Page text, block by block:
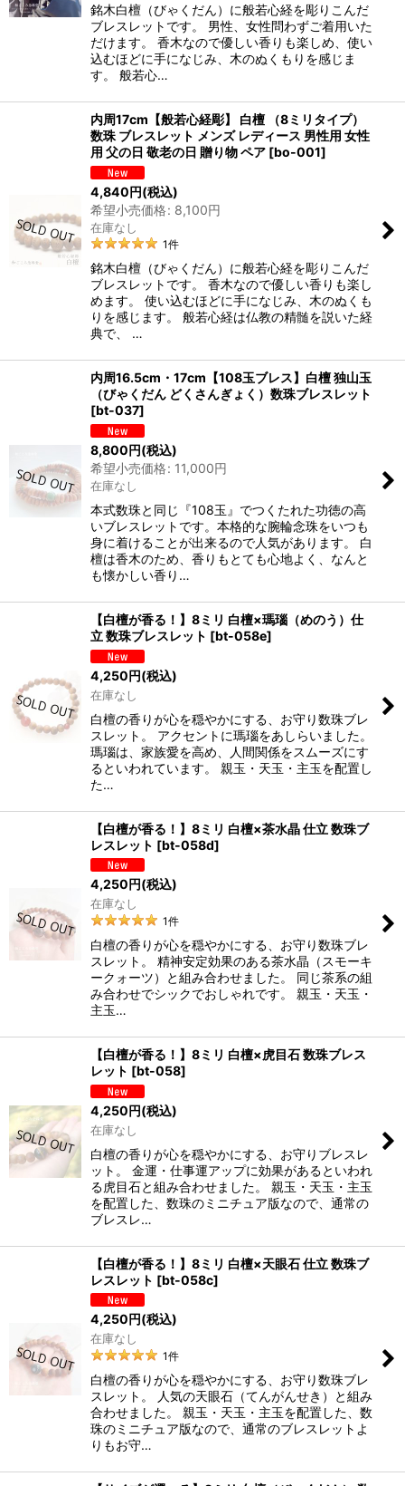
銘木白檀（びゃくだん）に般若心経を彫りこんだ
ブレスレットです。 男性、女性問わずご着用いた
だけます。 香木なので優しい香りも楽しめ、使い
込むほどに手になじみ、木のぬくもりを感じま
す。 般若心…
内周17cm【般若心経彫】 白檀 （8ミリタイプ）
数珠 ブレスレット メンズ レディース 男性用 女性
用 父の日 敬老の日 贈り物 ペア [bo-001]
4,840円(税込)
希望小売価格: 8,100円
在庫なし
1件
銘木白檀（びゃくだん）に般若心経を彫りこんだ
ブレスレットです。 香木なので優しい香りも楽し
めます。 使い込むほどに手になじみ、木のぬくも
りを感じます。 般若心経は仏教の精髄を説いた経
典で、 …
内周16.5cm・17cm【108玉ブレス】白檀 独山玉
（びゃくだん どくさんぎょく）数珠ブレスレット
[bt-037]
8,800円(税込)
希望小売価格: 11,000円
在庫なし
本式数珠と同じ『108玉』でつくたれた功徳の高
いブレスレットです。本格的な腕輪念珠をいつも
身に着けることが出来るので人気があります。 白
檀は香木のため、香りもとても心地よく、なんと
も懐かしい香り…
【白檀が香る！】8ミリ 白檀×瑪瑙（めのう）仕
立 数珠ブレスレット [bt-058e]
4,250円(税込)
在庫なし
白檀の香りが心を穏やかにする、お守り数珠ブレ
スレット。 アクセントに瑪瑙をあしらいました。
瑪瑙は、家族愛を高め、人間関係をスムーズにす
るといわれています。 親玉・天玉・主玉を配置し
た…
【白檀が香る！】8ミリ 白檀×茶水晶 仕立 数珠ブ
レスレット [bt-058d]
4,250円(税込)
在庫なし
1件
白檀の香りが心を穏やかにする、お守り数珠ブレ
スレット。 精神安定効果のある茶水晶（スモーキ
ークォーツ）と組み合わせました。 同じ茶系の組
み合わせでシックでおしゃれです。 親玉・天玉・
主玉…
【白檀が香る！】8ミリ 白檀×虎目石 数珠ブレス
レット [bt-058]
4,250円(税込)
在庫なし
白檀の香りが心を穏やかにする、お守りブレスレ
ット。 金運・仕事運アップに効果があるといわれ
る虎目石と組み合わせました。 親玉・天玉・主玉
を配置した、数珠のミニチュア版なので、通常の
ブレスレ…
【白檀が香る！】8ミリ 白檀×天眼石 仕立 数珠ブ
レスレット [bt-058c]
4,250円(税込)
在庫なし
1件
白檀の香りが心を穏やかにする、お守り数珠ブレ
スレット。 人気の天眼石（てんがんせき）と組み
合わせました。 親玉・天玉・主玉を配置した、数
珠のミニチュア版なので、通常のブレスレットよ
りもお守…